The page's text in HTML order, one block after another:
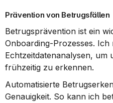
Prävention von Betrugsfällen
Betrugsprävention ist ein
Onboarding-Prozesses. Ich
Echtzeitdatenanalysen, um
frühzeitig zu erkennen.
Automatisierte
Genauigkeit. So kann ich